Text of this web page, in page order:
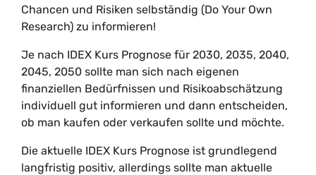
Chancen und Risiken selbständig (Do Your Own
Research) zu informieren!
Je nach IDEX Kurs Prognose für 2030, 2035, 2040,
2045, 2050 sollte man sich nach eigenen
finanziellen Bedürfnissen und Risikoabschätzung
individuell gut informieren und dann entscheiden,
ob man kaufen oder verkaufen sollte und möchte.
Die aktuelle IDEX Kurs Prognose ist grundlegend
langfristig positiv, allerdings sollte man aktuelle